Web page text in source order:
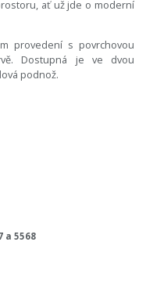
ať už jde o moderní
provedení s povrchovou
Dostupná je ve dvou
podnož.
a 5568